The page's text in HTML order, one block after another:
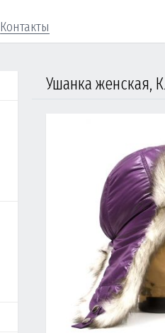
Контакты
Ушанка женская,